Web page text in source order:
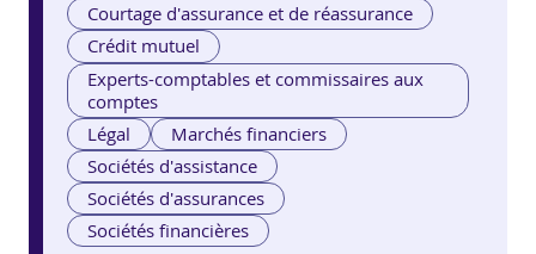
Courtage d'assurance et de réassurance
Crédit mutuel
Experts-comptables et commissaires aux
comptes
Légal
Marchés financiers
Sociétés d'assistance
Sociétés d'assurances
Sociétés financières